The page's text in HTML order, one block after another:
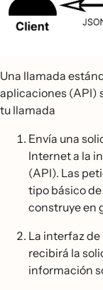
Una llamada
aplicaciones (API)
tu llamada
Envía una
Internet a la
(API). Las
tipo básico
construye en
La interfaz
recibirá la
información